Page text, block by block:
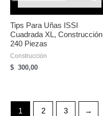
Tips Para Uñas ISSI
Cuadrada XL, Construcción
240 Piezas
Construcción
$ 300,00
1 2 3 →